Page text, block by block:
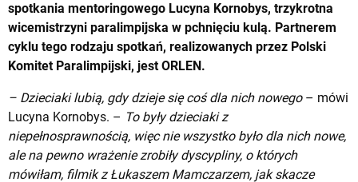
spotkania mentoringowego Lucyna Kornobys, trzykrotna
wicemistrzyni paralimpijska w pchnięciu kulą. Partnerem
cyklu tego rodzaju spotkań, realizowanych przez Polski
Komitet Paralimpijski, jest ORLEN.
– Dzieciaki lubią, gdy dzieje się coś dla nich nowego – mówi
Lucyna Kornobys. – To były dzieciaki z
niepełnosprawnością, więc nie wszystko było dla nich nowe,
ale na pewno wrażenie zrobiły dyscypliny, o których
mówiłam, filmik z Łukaszem Mamczarzem, jak skacze